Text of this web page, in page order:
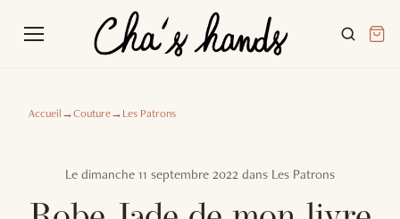
Accueil→Couture→Les Patrons
Le dimanche 11 septembre 2022 dans Les Patrons